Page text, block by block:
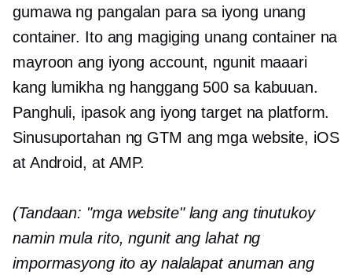
gumawa ng pangalan para sa iyong unang
container. Ito ang magiging unang container na
mayroon ang iyong account, ngunit maaari
kang lumikha ng hanggang 500 sa kabuuan.
Panghuli, ipasok ang iyong target na platform.
Sinusuportahan ng GTM ang mga website, iOS
at Android, at AMP.
(Tandaan: "mga website" lang ang tinutukoy
namin mula rito, ngunit ang lahat ng
impormasyong ito ay nalalapat anuman ang